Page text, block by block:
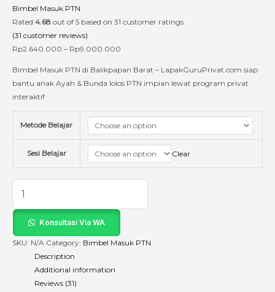
Bimbel Masuk PTN
Rated 4.68 out of 5 based on 31 customer ratings
(31 customer reviews)
Rp2.640.000 – Rp9.000.000
Bimbel Masuk PTN di Balikpapan Barat – LapakGuruPrivat.com siap
bantu anak Ayah & Bunda lolos PTN impian lewat program privat
interaktif
Metode Belajar
Sesi Belajar Clear
Konsultasi Via WA
SKU: N/A Category: Bimbel Masuk PTN
Description
Additional information
Reviews (31)